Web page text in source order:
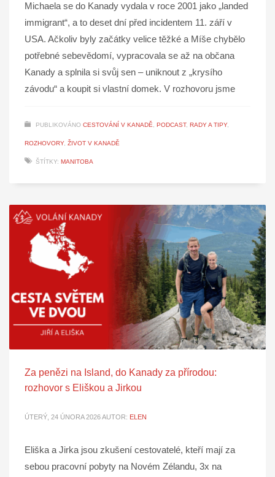
Michaela se do Kanady vydala v roce 2001 jako „landed
immigrant“, a to deset dní před incidentem 11. září v
USA. Ačkoliv byly začátky velice těžké a Míše chybělo
potřebné sebevědomí, vypracovala se až na občana
Kanady a splnila si svůj sen – uniknout z „krysího
závodu“ a koupit si vlastní domek. V rozhovoru jsme
PUBLIKOVÁNO CESTOVÁNÍ V KANADĚ, PODCAST, RADY A TIPY,
ROZHOVORY, ŽIVOT V KANADĚ
ŠTÍTKY: MANITOBA
Za penězi na Island, do Kanady za přírodou:
rozhovor s Eliškou a Jirkou
ÚTERÝ, 24 ÚNORA 2026AUTOR: ELEN
Eliška a Jirka jsou zkušení cestovatelé, kteří mají za
sebou pracovní pobyty na Novém Zélandu, 3x na